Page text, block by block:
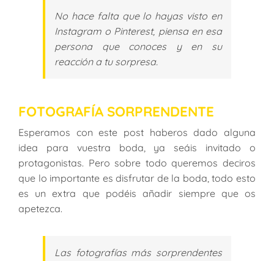
No hace falta que lo hayas visto en
Instagram o Pinterest, piensa en esa
persona que conoces y en su
reacción a tu sorpresa.
FOTOGRAFÍA SORPRENDENTE
Esperamos con este post haberos dado alguna
idea para vuestra boda, ya seáis invitado o
protagonistas. Pero sobre todo queremos deciros
que lo importante es disfrutar de la boda, todo esto
es un extra que podéis añadir siempre que os
apetezca.
Las fotografías más sorprendentes